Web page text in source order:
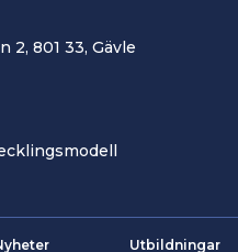
2, 801 33, Gävle
Utbildningar